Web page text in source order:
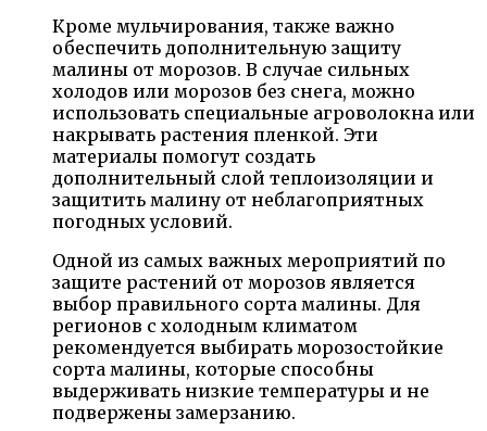
Кроме мульчирования, также важно
обеспечить дополнительную защиту
малины от морозов. В случае сильных
холодов или морозов без снега, можно
использовать специальные агроволокна или
накрывать растения пленкой. Эти
материалы помогут создать
дополнительный слой теплоизоляции и
защитить малину от неблагоприятных
погодных условий.
Одной из самых важных мероприятий по
защите растений от морозов является
выбор правильного сорта малины. Для
регионов с холодным климатом
рекомендуется выбирать морозостойкие
сорта малины, которые способны
выдерживать низкие температуры и не
подвержены замерзанию.